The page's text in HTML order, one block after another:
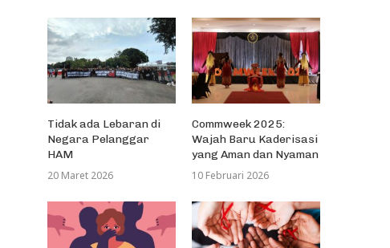
Tidak ada Lebaran di
Negara Pelanggar
HAM
20 Maret 2026
Commweek 2025:
Wajah Baru Kaderisasi
yang Aman dan Nyaman
10 Februari 2026